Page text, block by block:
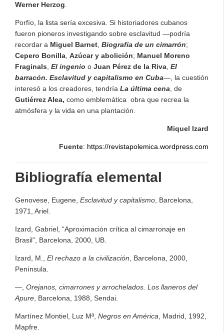
Werner Herzog
Porfío, la lista sería excesiva. Si historiadores cubanos
fueron pioneros investigando sobre esclavitud —podría
recordar a Miguel Barnet Biografía de un cimarrón;
Cepero Bonilla Azúcar y abolición; Manuel Moreno
Fraginals El ingenio o Juan Pérez de la Riva El
barracón. Esclavitud y capitalismo en Cuba—, la cuestión
interesó a los creadores, tendría La última cena , de
Gutiérrez Alea, como emblemática obra que recrea la
atmósfera y la vida en una plantación.
Miquel Izard
Fuente: https://revistapolemica.wordpress.com
Bibliografía elemental
Genovese, Eugene, Esclavitud y capitalismo , Barcelona,
1971, Ariel.
Izard, Gabriel, “Aproximación crítica al cimarronaje en
Brasil”, Barcelona, 2000, UB.
Izard, M., El rechazo a la civilización , Barcelona, 2000,
Península.
—, Orejanos, cimarrones y arrochelados. Los llaneros del
Apure , Barcelona, 1988, Sendai.
Martínez Montiel, Luz Mª, Negros en América , Madrid, 1992,
Mapfre.